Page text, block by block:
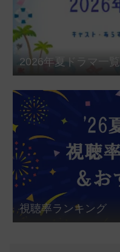
2026年夏ドラマ一覧
視聴率ランキング